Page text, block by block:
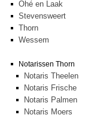
Ohé en Laak
Stevensweert
Thorn
Wessem
Notarissen Thorn
Notaris Theelen
Notaris Frische
Notaris Palmen
Notaris Moers